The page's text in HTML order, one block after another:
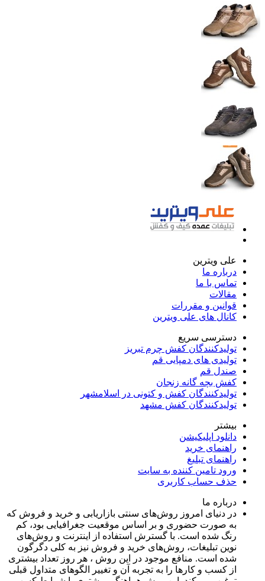
علی ویترین
درباره ما
تماس با ما
مقالات
قوانین و مقررات
کانال های علی ویترین
دسترسی سریع
تولیدکنندگان کفش چرم تبریز
تولیدی های دمپایی قم
صندل قم
کفش بچه گانه زنجان
تولیدکنندگان کفش و کتونی در اسلامشهر
تولیدکنندگان کفش مشهد
بیشتر
دانلود اپلیکیشن
راهنمای خرید
راهنمای تبلیغ
ورود تامین کننده به سایت
حذف حساب کاربری
درباره ما
در دنیای امروز روش‌های سنتی بازاریابی و خرید و فروش که
به صورت حضوری و بر اساس موقعیت جغرافیایی بود، کم
رنگ شده است. با گسترش استفاده از اینترنت و روش‌های
نوین تبلیغات، روش‌های خرید و فروش نیز به کلی دگرگون
شده است. منافع موجود در این روش ، هر روز تعداد بیشتری
از کسب و کارها را به تجربه‌ آن و تغییر الگوهای متداول قبلی